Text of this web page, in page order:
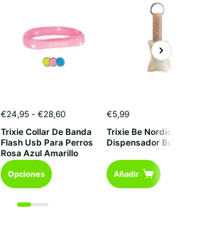
€24,95 - €28,60Rango
precios:
desde
€24,95
Trixie Collar De Banda
Flash Usb Para Perros
Rosa Azul Amarillo
Opciones
Este
producto
múltiples
€5,99
Trixie Be Nordic
Dispensador Bolsitas
Añadir